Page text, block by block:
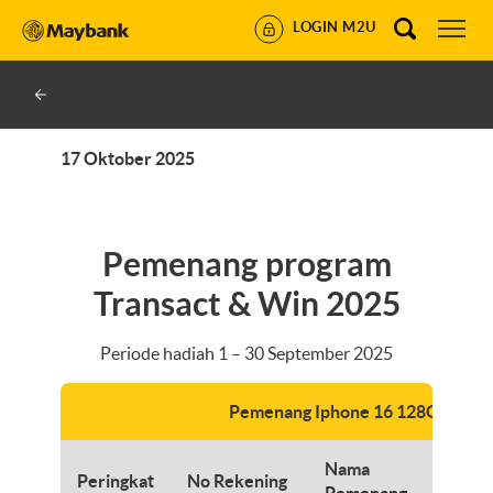
LOGIN M2U
17 Oktober 2025
Pemenang program
Transact & Win 2025
Periode hadiah 1 – 30 September 2025
Pemenang Iphone 16 128GB
Peringkat No Rekening
Nama